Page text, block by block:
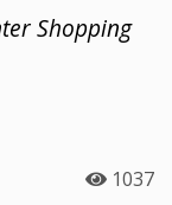
Shopping
1037